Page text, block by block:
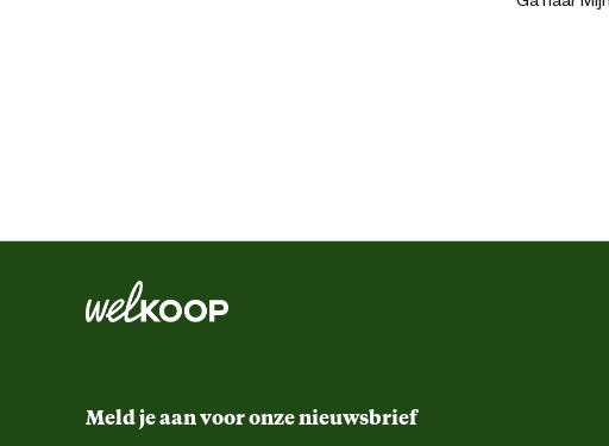
Milieuvriendelijke en natuurlijke eigenschappen
Meld je aan voor onze nieuwsbrief